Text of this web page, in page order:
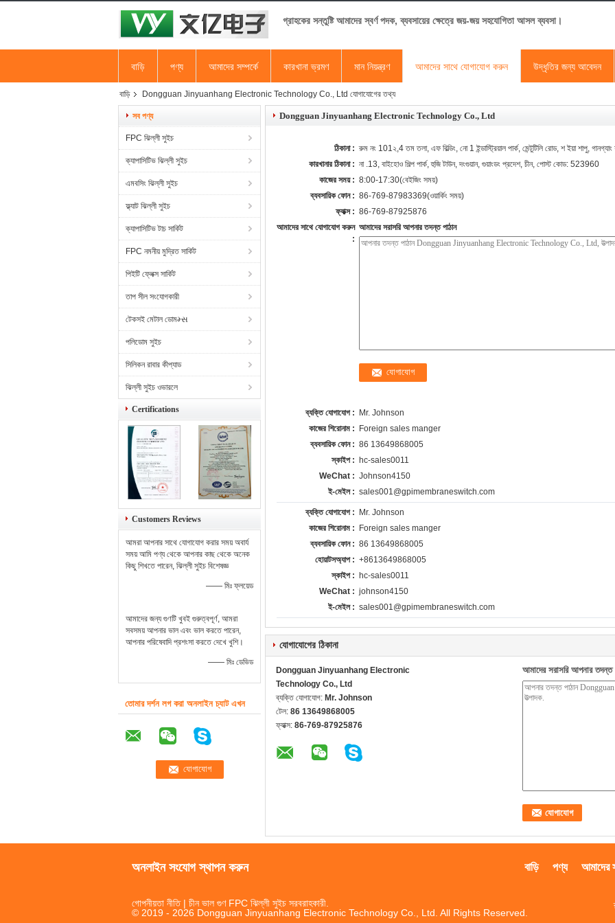
গ্রাহকের সন্তুষ্টি আমাদের স্বর্ণ পদক, ব্যবসায়ের ক্ষেত্রে জয়-জয় সহযোগিতা আসল ব্যবসা।
বাড়ি পণ্য আমাদের সম্পর্কে কারখানা ভ্রমণ মান নিয়ন্ত্রণ আমাদের সাথে যোগাযোগ করুন উদ্ধৃতির জন্য আবেদন
বাড়ি Dongguan Jinyuanhang Electronic Technology Co., Ltd যোগাযোগের তথ্য
সব পণ্য
FPC ঝিল্লী সুইচ
ক্যাপাসিটিভ ঝিল্লী সুইচ
এমবসিং ঝিল্লী সুইচ
ফ্ল্যাট ঝিল্লী সুইচ
ক্যাপাসিটিভ টাচ সার্কিট
FPC নমনীয় মুদ্রিত সার্কিট
পিইটি ফ্লেক্স সার্কিট
তাপ সীল সংযোগকারী
টেকসই মেটাল ডোমમ્સ
পলিডোম সুইচ
সিলিকন রাবার কীপ্যাড
ঝিল্লী সুইচ ওভারলে
Certifications
Customers Reviews
আমরা আপনার সাথে যোগাযোগ করার সময় অবার্য
সময় আমি পণ্য থেকে আপনার কাছ থেকে অনেক
কিছু শিখতে পারেন, ঝিল্লী সুইচ বিশেষজ্ঞ
—— মিঃ ফ্লয়েড
আমাদের জন্য গুণটি খুবই গুরুত্বপূর্ণ, আমরা
সবসময় আপনার ভাল এবং ভাল করতে পারেন,
আপনার পরিষেবাদি প্রশংসা করতে দেখে খুশি।
—— মিঃ ডেভিড
তোমার দর্শন লগ করা অনলাইন চ্যাট এখন
Dongguan Jinyuanhang Electronic Technology Co., Ltd
ঠিকানা : রুম নং 101২,4 তম তলা, এফ বিল্ডিং, নো 1 ইন্ডাস্ট্রিয়াল পার্ক, মেন্টুটিলি রোড, শ ইয়া শাপু,
কারখানার ঠিকানা : না .13, বাইহোও শিল্প পার্ক, হুজি টাউন, দংগুয়ান, গুয়াংডং প্রদেশ, চীন, পোস্ট কোড: 523960
কাজের সময় : 8:00-17:30(বেইজিং সময়)
ব্যবসায়িক ফোন : 86-769-87983369(ওয়ার্কিং সময়)
ফ্যাক্স : 86-769-87925876
আমাদের সাথে যোগাযোগ করুন
:
আমাদের সরাসরি আপনার তদন্ত পাঠান
ব্যক্তি যোগাযোগ :
Mr. Johnson
কাজের শিরোনাম :
Foreign sales manger
ব্যবসায়িক ফোন : 86 13649868005
স্কাইপ :
hc-sales0011
WeChat : Johnson4150
ই-মেইল : sales001@gpimembraneswitch.com
ব্যক্তি যোগাযোগ :
Mr. Johnson
কাজের শিরোনাম :
Foreign sales manger
ব্যবসায়িক ফোন : 86 13649868005
হোয়াটসঅ্যাপ : +8613649868005
স্কাইপ :
hc-sales0011
WeChat : johnson4150
ই-মেইল : sales001@gpimembraneswitch.com
যোগাযোগের ঠিকানা
Dongguan Jinyuanhang Electronic
Technology Co., Ltd
ব্যক্তি যোগাযোগ: Mr. Johnson
টেল: 86 13649868005
ফ্যাক্স: 86-769-87925876
আমাদের সরাসরি আপনার তদন্ত
অনলাইন সংযোগ স্থাপন করুন আমাদের
পণ্য
বাড়ি
গোপনীয়তা নীতি| চীন ভাল গুণ FPC ঝিল্লী সুইচ সরবরাহকারী.
© 2019 - 2026 Dongguan Jinyuanhang Electronic Technology Co., Ltd. All Rights Reserved.